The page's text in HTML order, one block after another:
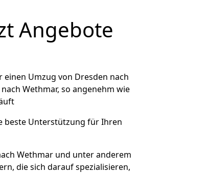
Angebote
Umzug von Dresden nach
Wethmar, so angenehm wie
beste Unterstützung für Ihren
Wethmar und unter anderem
die sich darauf spezialisieren,